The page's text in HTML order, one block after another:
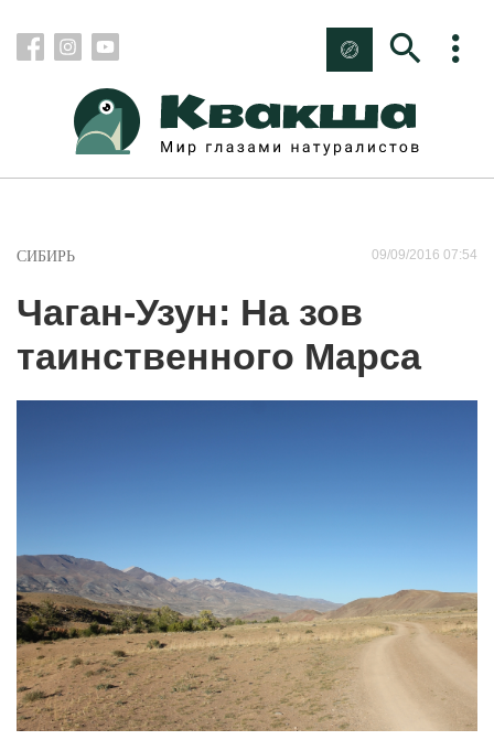
СИБИРЬ 09/09/2016 07:54
Чаган-Узун: На зов
таинственного Марса